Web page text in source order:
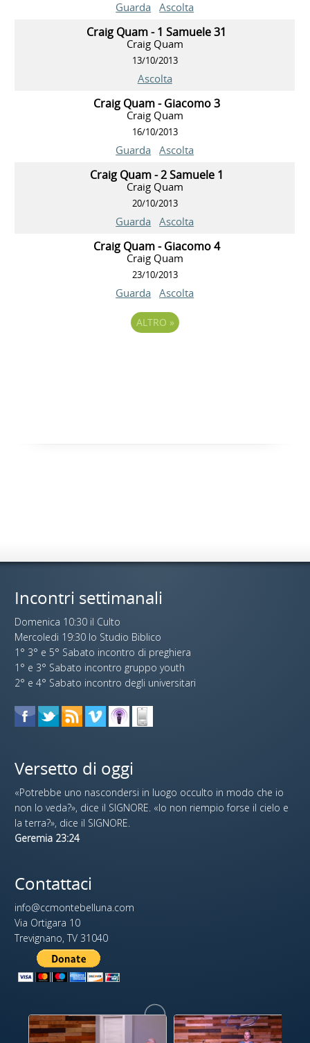
Guarda Ascolta
Craig Quam - 1 Samuele 31
Craig Quam
13/10/2013
Ascolta
Craig Quam - Giacomo 3
Craig Quam
16/10/2013
Guarda Ascolta
Craig Quam - 2 Samuele 1
Craig Quam
20/10/2013
Guarda Ascolta
Craig Quam - Giacomo 4
Craig Quam
23/10/2013
Guarda Ascolta
ALTRO »
Incontri settimanali
Domenica 10:30 il Culto
Mercoledi 19:30 lo Studio Biblico
1° 3° e 5° Sabato incontro di preghiera
1° e 3° Sabato incontro gruppo youth
2° e 4° Sabato incontro degli universitari
Versetto di oggi
«Potrebbe uno nascondersi in luogo occulto in modo che io
non lo veda?», dice il SIGNORE. «Io non riempio forse il cielo e
la terra?», dice il SIGNORE.
Geremia 23:24
Contattaci
info@ccmontebelluna.com
Via Ortigara 10
Trevignano, TV 31040